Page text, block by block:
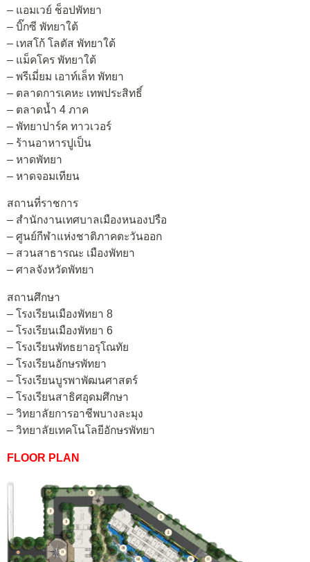
– แอมเวย์ ช็อปพัทยา
– บิ๊กซี พัทยาใต้
– เทสโก้ โลตัส พัทยาใต้
– แม็คโคร พัทยาใต้
– พรีเมี่ยม เอาท์เล็ท พัทยา
– ตลาดการเคหะ เทพประสิทธิ์
– ตลาดน้ำ 4 ภาค
– พัทยาปาร์ค ทาวเวอร์
– ร้านอาหารปูเป็น
– หาดพัทยา
– หาดจอมเทียน
สถานที่ราชการ
– สำนักงานเทศบาลเมืองหนองปรือ
– ศูนย์กีฬาแห่งชาติภาคตะวันออก
– สวนสาธารณะ เมืองพัทยา
– ศาลจังหวัดพัทยา
สถานศึกษา
– โรงเรียนเมืองพัทยา 8
– โรงเรียนเมืองพัทยา 6
– โรงเรียนพัทธยาอรุโณทัย
– โรงเรียนอักษรพัทยา
– โรงเรียนบูรพาพัฒนศาสตร์
– โรงเรียนสาธิศอุดมศึกษา
– วิทยาลัยการอาชีพบางละมุง
– วิทยาลัยเทคโนโลยีอักษรพัทยา
FLOOR PLAN